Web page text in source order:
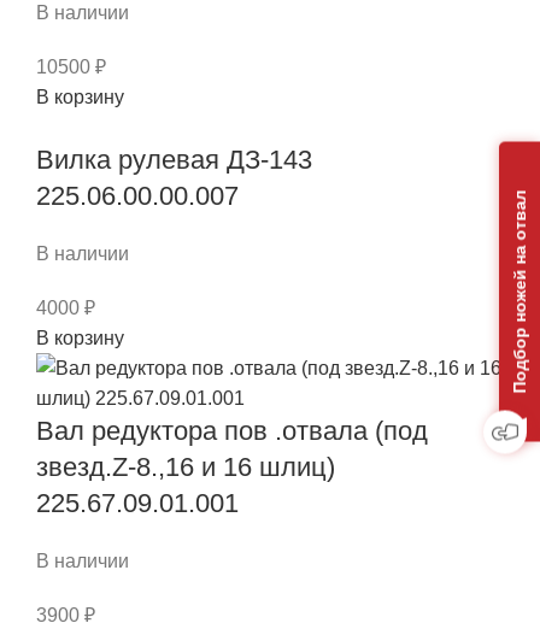
В наличии
10500 ₽
Количество
Вал
264.02.03.02.002
сцепления
ДЗ180
В корзину
Вилка рулевая ДЗ-143
225.06.00.00.007
В наличии
4000 ₽
Количество
товара
Вилка
рулевая
ДЗ-143
225.06.00.00.007
В корзину
Вал редуктора пов .отвала (под
звезд.Z-8.,16 и 16 шлиц)
225.67.09.01.001
В наличии
3900 ₽
Подбор ножей на отвал